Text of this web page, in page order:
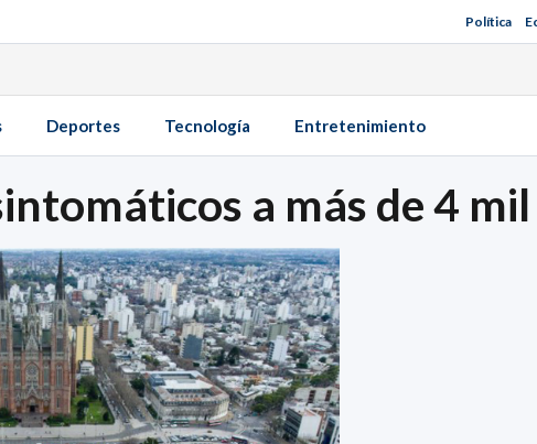
Política
Deportes Tecnología Entretenimiento
a más de 4